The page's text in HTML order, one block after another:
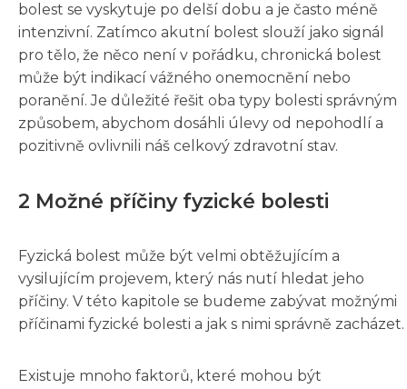
bolest se vyskytuje po delší dobu a je často méně
intenzivní. Zatímco akutní bolest slouží jako signál
pro tělo, že něco není v pořádku, chronická bolest
může být indikací vážného onemocnění nebo
poranění. Je důležité řešit oba typy bolesti správným
způsobem, abychom dosáhli úlevy od nepohodlí a
pozitivně ovlivnili náš celkový zdravotní stav.
2 Možné příčiny fyzické bolesti
Fyzická bolest může být velmi obtěžujícím a
vysilujícím projevem, který nás nutí hledat jeho
příčiny. V této kapitole se budeme zabývat možnými
příčinami fyzické bolesti a jak s nimi správně zacházet.
Existuje mnoho faktorů, které mohou být